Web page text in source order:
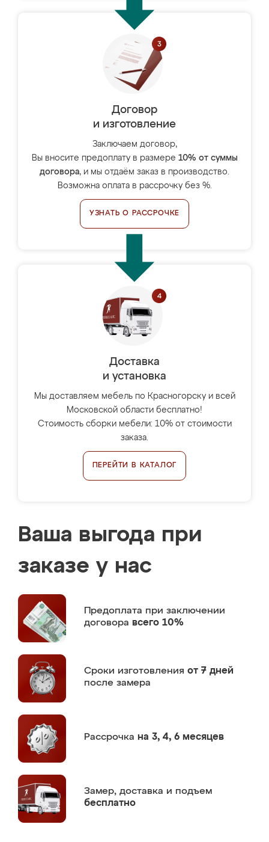
Договор
и изготовление
Заключаем договор,
Вы вносите предоплату в размере 10% от суммы
договора, и мы отдаём заказ в производство.
Возможна оплата в рассрочку без %.
УЗНАТЬ О РАССРОЧКЕ
Доставка
и установка
Мы доставляем мебель по Красногорску и всей
Московской области бесплатно!
Стоимость сборки мебели: 10% от стоимости
заказа.
ПЕРЕЙТИ В КАТАЛОГ
Ваша выгода при
заказе у нас
Предоплата при заключении
договора всего 10%
Сроки изготовления от 7 дней
после замера
Рассрочка на 3, 4, 6 месяцев
Замер, доставка и подъем
бесплатно